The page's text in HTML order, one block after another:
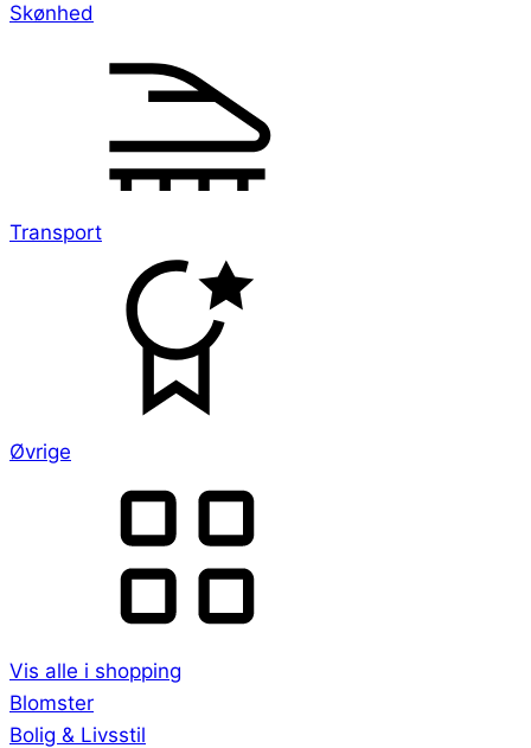
Skønhed
Transport
Øvrige
Vis alle i shopping
Blomster
Bolig & Livsstil